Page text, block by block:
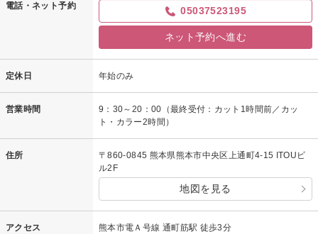
電話・ネット予約 05037523195
ネット予約へ進む
定休日 年始のみ
営業時間
9：30～20：00（最終受付：カット1時間前／カッ
ト・カラー2時間）
住所
〒860-0845 熊本県熊本市中央区上通町4-15 ITOUビ
ル2F
地図を見る
アクセス 熊本市電Ａ号線 通町筋駅 徒歩3分